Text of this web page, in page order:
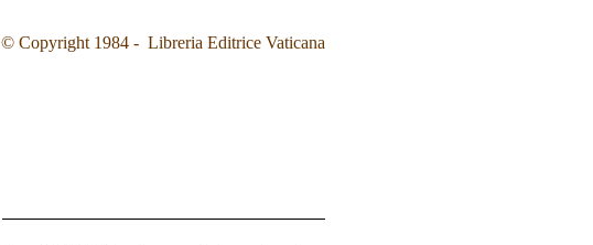
© Copyright 1984 - Libreria Editrice Vaticana